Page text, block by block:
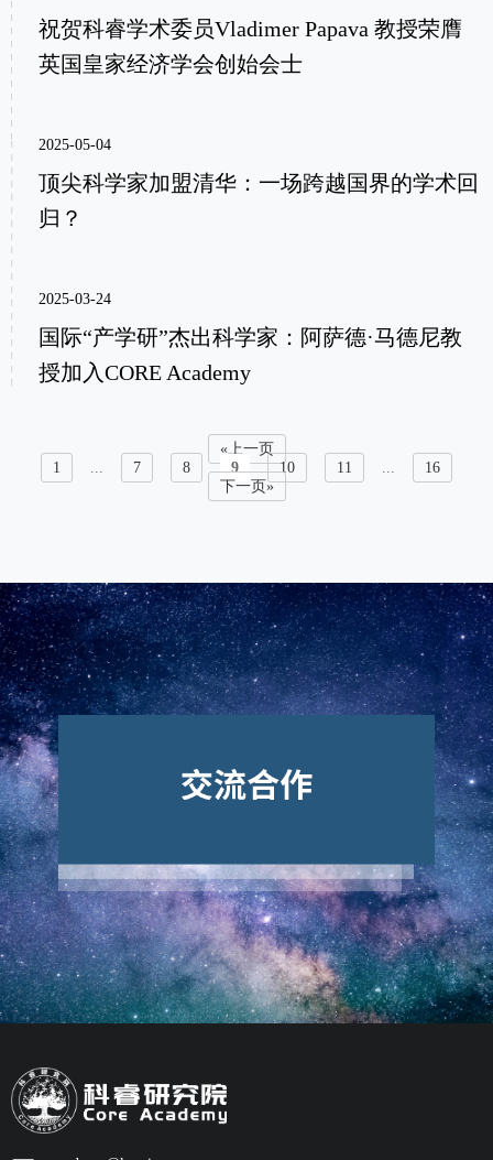
祝贺科睿学术委员Vladimer Papava 教授荣膺
英国皇家经济学会创始会士
2025-05-04
顶尖科学家加盟清华：一场跨越国界的学术回
归？
2025-03-24
国际“产学研”杰出科学家：阿萨德·马德尼教
授加入CORE Academy
«上一页
1
7 8 9 10 11
16
下一页»